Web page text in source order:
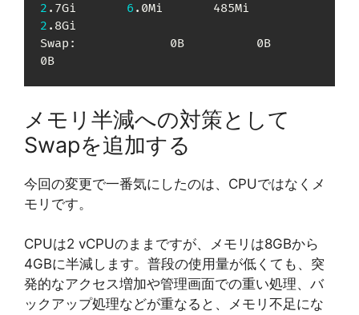
2 .7Gi 6
2 .8Gi
Swap:             0B          0B
0B
メモリ半減への対策として
Swapを追加する
今回の変更で一番気にしたのは、CPUではなくメ
モリです。
CPUは2 vCPUのままですが、メモリは8GBから
4GBに半減します。普段の使用量が低くても、突
発的なアクセス増加や管理画面での重い処理、バ
ックアップ処理などが重なると、メモリ不足にな